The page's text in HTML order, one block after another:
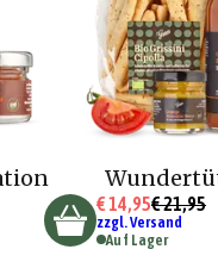
€ 14,95€ 21,95
zzgl. Versand
Auf Lager